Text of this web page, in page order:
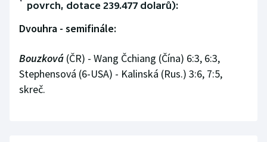
Stolní tenis
Triatlon
Veslování
Vodní slalom
povrch, dotace 239.477 dolarů):
Dvouhra - semifinále:
Bouzková (ČR) - Wang Čchiang (Čína) 6:3, 6:3,
Stephensová (6-USA) - Kalinská (Rus.) 3:6, 7:5,
skreč.